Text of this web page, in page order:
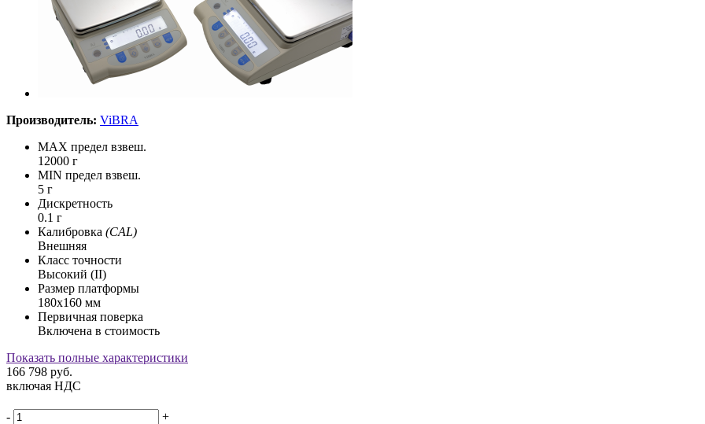
Производитель: ViBRA
MAX предел взвеш.
12000 г
MIN предел взвеш.
5 г
Дискретность
0.1 г
Калибровка (CAL)
Внешняя
Класс точности
Высокий (II)
Размер платформы
180x160 мм
Первичная поверка
Включена в стоимость
Показать полные характеристики
166 798 руб.
включая НДС
-
+